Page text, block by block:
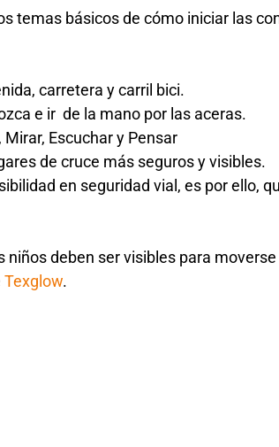
temas básicos de cómo iniciar las
carretera y carril bici.
e ir de la mano por las aceras.
Escuchar y Pensar
de cruce más seguros y visibles.
en seguridad vial, es por ello,
niños deben ser visibles para
Texglow.